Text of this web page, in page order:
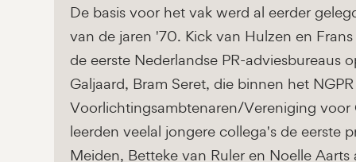
De basis voor het vak werd al eerder
van de jaren '70. Kick van Hulzen en
de eerste Nederlandse PR-adviesbureaus
Galjaard, Bram Seret, die binnen het
Voorlichtingsambtenaren/Vereniging
leerden veelal jongere collega's de eerste
Meiden, Betteke van Ruler en Noelle